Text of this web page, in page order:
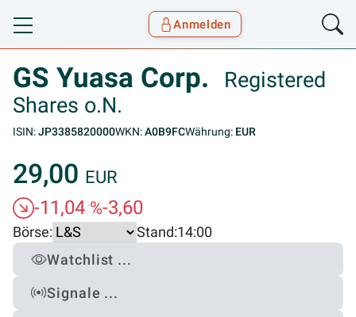
Toggle navigation
Anmelden
GS Yuasa Corp.
Registered
Shares o.N.
ISIN:JP3385820000WKN:A0B9FCWährung: EUR
29,00 EUR
-11,04 %-3,60
Börse: Stand:14:00
Watchlist ...
Signale ...